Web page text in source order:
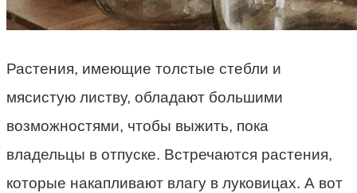
Растения, имеющие толстые стебли и
мясистую листву, обладают большими
возможностями, чтобы выжить, пока
владельцы в отпуске. Встречаются растения,
которые накапливают влагу в луковицах. А вот